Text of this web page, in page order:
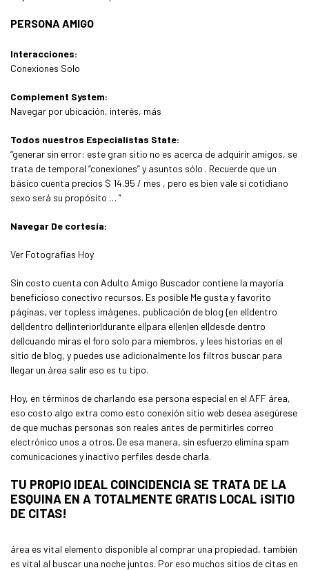
PERSONA AMIGO
Interacciones:
Conexiones Solo
Complement System:
Navegar por ubicación, interés, más
Todos nuestros Especialistas State:
“generar sin error: este gran sitio no es acerca de adquirir amigos, se
trata de temporal “conexiones” y asuntos sólo . Recuerde que un
básico cuenta precios $ 14.95 / mes , pero es bien vale si cotidiano
sexo será su propósito … ”
Navegar De cortesía:
Ver Fotografías Hoy
Sin costo cuenta con Adulto Amigo Buscador contiene la mayoría
beneficioso conectivo recursos. Es posible Me gusta y favorito
páginas, ver topless imágenes, publicación de blog {en el|dentro
del|dentro del|interior|durante el|para el|en|en el|desde dentro
del|cuando miras el foro solo para miembros, y lees historias en el
sitio de blog, y puedes use adicionalmente los filtros buscar para
llegar un área salir eso es tu tipo.
Hoy, en términos de charlando esa persona especial en el AFF área,
eso costo algo extra como esto conexión sitio web desea asegúrese
de que muchas personas son reales antes de permitirles correo
electrónico unos a otros. De esa manera, sin esfuerzo elimina spam
comunicaciones y inactivo perfiles desde charla.
TU PROPIO IDEAL COINCIDENCIA SE TRATA DE LA
ESQUINA EN A TOTALMENTE GRATIS LOCAL ¡SITIO
DE CITAS!
área es vital elemento disponible al comprar una propiedad, también
es vital al buscar una noche juntos. Por eso muchos sitios de citas en